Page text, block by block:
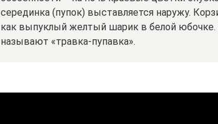
серединка (пупок) выставляется наружу.
как выпуклый желтый шарик в белой юбочке.
называют «травка-пупавка».